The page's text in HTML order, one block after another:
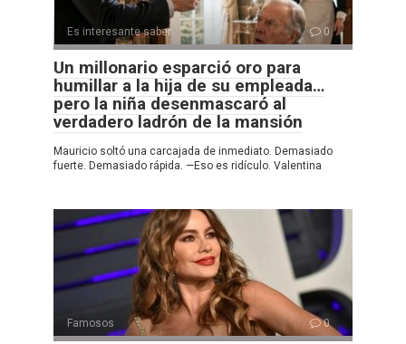
Es interesante saber 0
Un millonario esparció oro para
humillar a la hija de su empleada…
pero la niña desenmascaró al
verdadero ladrón de la mansión
Mauricio soltó una carcajada de inmediato. Demasiado
fuerte. Demasiado rápida. —Eso es ridículo. Valentina
Famosos 0